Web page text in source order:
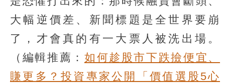
大幅逆價差、新聞標題是全世界要崩
了，才會真的有一大票人被洗出場。
（編輯推薦： 如何趁股市下跌撿便宜、
賺更多？投資專家公開「價值選股5心